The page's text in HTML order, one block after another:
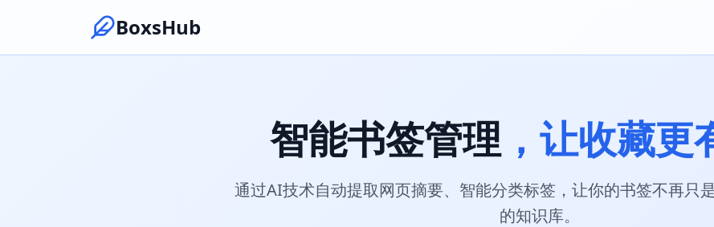
BoxsHub
智能书签管理，让收藏更
通过AI技术自动提取网页摘要、智能分类标签，让你的书签不再只
的知识库。